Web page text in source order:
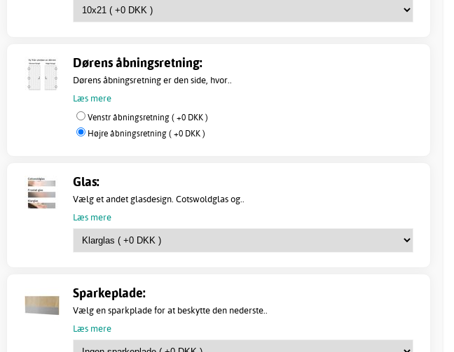
Dørens åbningsretning:
Dørens åbningsretning er den side, hvor..
Læs mere
Venstr åbningsretning ( +0 DKK )
Højre åbningsretning ( +0 DKK )
Glas:
Vælg et andet glasdesign. Cotswoldglas og..
Læs mere
Sparkeplade:
Vælg en sparkplade for at beskytte den nederste..
Læs mere